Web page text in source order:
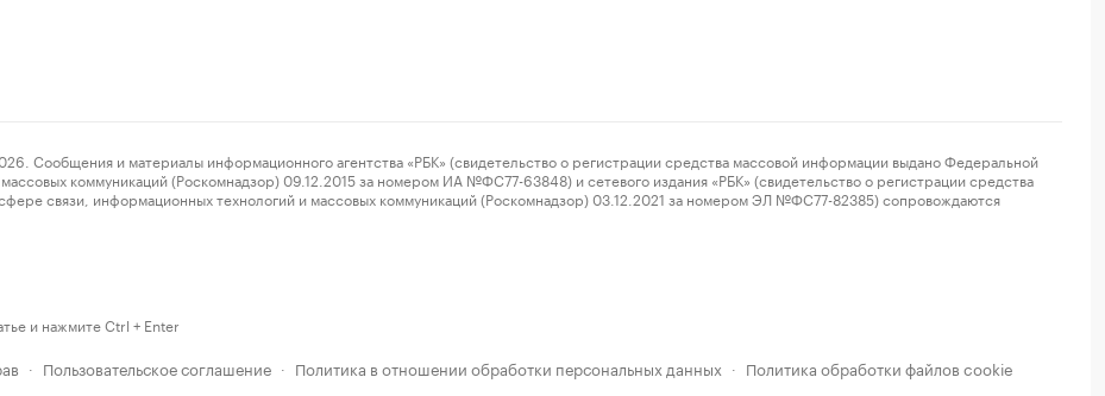
и материалы информационного агентства «РБК» (свидетельство о регистрации средства массовой информации выдано Федеральной
коммуникаций (Роскомнадзор) 09.12.2015 за номером ИА №ФС77-63848) и сетевого издания «РБК» (свидетельство о регистрации средства
связи, информационных технологий и массовых коммуникаций (Роскомнадзор) 03.12.2021 за номером ЭЛ №ФС77-82385) сопровождаются
и нажмите Ctrl + Enter
· Пользовательское соглашение · Политика в отношении обработки персональных данных · Политика обработки файлов cookie